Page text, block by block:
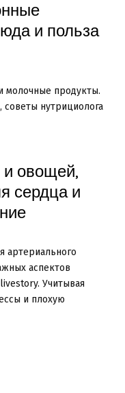
и польза
молочные продукты.
нутрициолога
и овощей,
сердца и
артериального
аспектов
Учитывая
и плохую